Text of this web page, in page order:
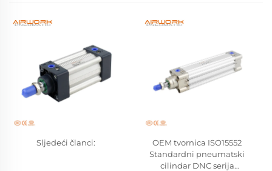
Sljedeći članci:
OEM tvornica ISO15552
Standardni pneumatski
cilindar DNC serija